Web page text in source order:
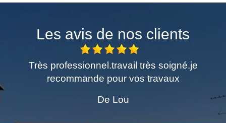
Les avis de nos clients
Très professionnel.travail très soigné.je
recommande pour vos travaux
De Lou